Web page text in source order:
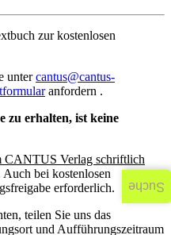
zur kostenlosen
untercantus@cantus-
anfordern .
zu erhalten, ist keine
CANTUS Verlag schriftlich
Auch bei kostenlosen
erforderlich.
teilen Sie uns das
und Aufführungszeitraum
Suche